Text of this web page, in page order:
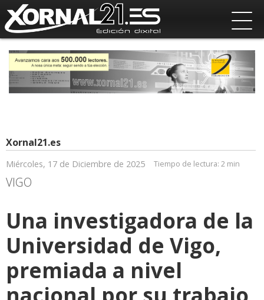
Xornal21.es
Miércoles, 17 de Diciembre de 2025 Tiempo de lectura: 2 min
VIGO
Una investigadora de la
Universidad de Vigo,
premiada a nivel